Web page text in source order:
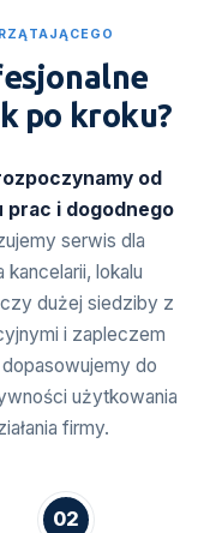
po kroku?
od
prac i dogodnego
serwis dla
lokalu
dużej siedziby z
i zapleczem
do
użytkowania
firmy.
02